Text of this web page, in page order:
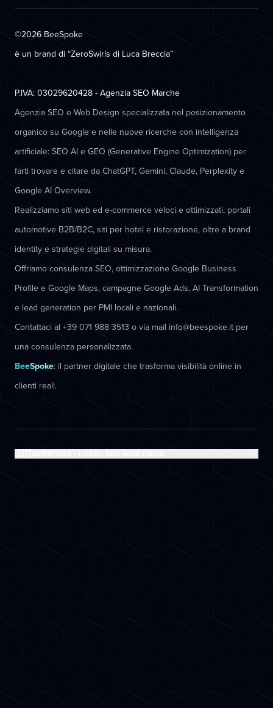
©2026 BeeSpoke
è un brand di “ZeroSwirls di Luca Breccia”
P.IVA: 03029620428 - Agenzia SEO Marche
Agenzia SEO e Web Design specializzata nel posizionamento
organico su Google e nelle nuove ricerche con intelligenza
artificiale: SEO AI e GEO (Generative Engine Optimization) per
farti trovare e citare da ChatGPT, Gemini, Claude, Perplexity e
Google AI Overview.
Realizziamo siti web ed e-commerce veloci e ottimizzati, portali
automotive B2B/B2C, siti per hotel e ristorazione, oltre a brand
identity e strategie digitali su misura.
Offriamo consulenza SEO, ottimizzazione Google Business
Profile e Google Maps, campagne Google Ads, AI Transformation
e lead generation per PMI locali e nazionali.
Contattaci al +39 071 988 3513 o via mail info@beespoke.it per
una consulenza personalizzata.
BeeSpoke: il partner digitale che trasforma visibilità online in
clienti reali.